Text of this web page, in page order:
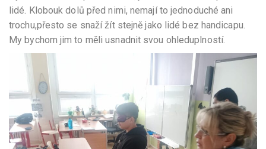
lidé. Klobouk dolů před nimi, nemají to jednoduché ani
trochu,přesto se snaží žít stejně jako lidé bez handicapu.
My bychom jim to měli usnadnit svou ohleduplností.